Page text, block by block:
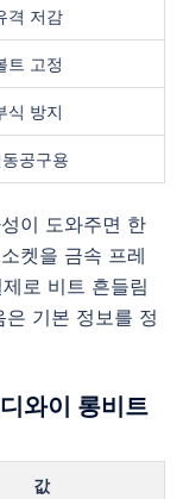
격 저감
트 고정
식 방지
공구용
이 도와주면 한
켓을 금속 프레
로 비트 흔들림
기본 정보를 정
와이 롱비트
값